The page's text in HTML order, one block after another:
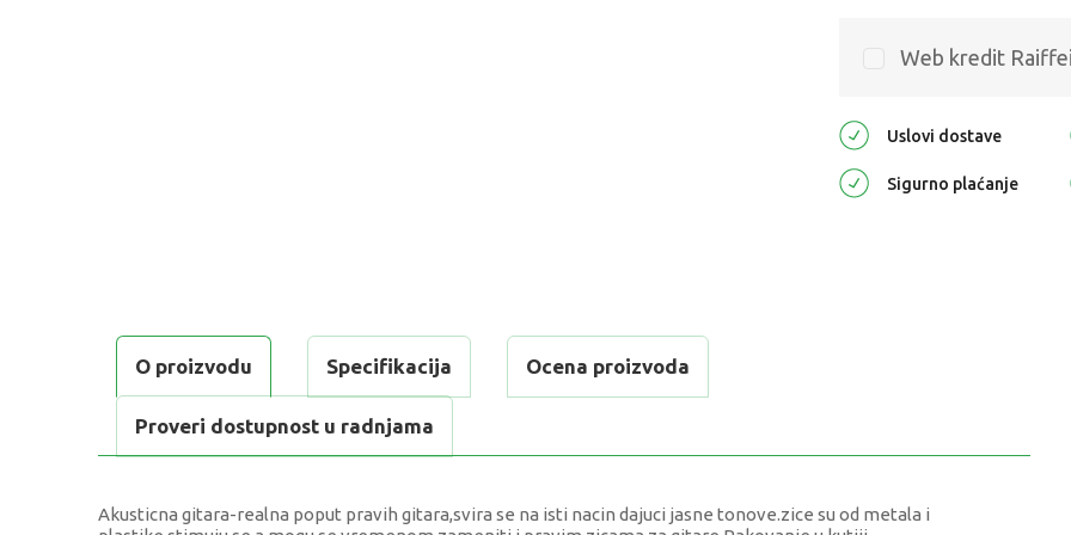
Web kredit
Uslovi dostave
Sigurno plaćanje
O proizvodu Specifikacija Ocena proizvoda
Proveri dostupnost u radnjama
Akusticna gitara-realna poput pravih gitara,svira se na isti nacin dajuci jasne tonove.zice su od metala i